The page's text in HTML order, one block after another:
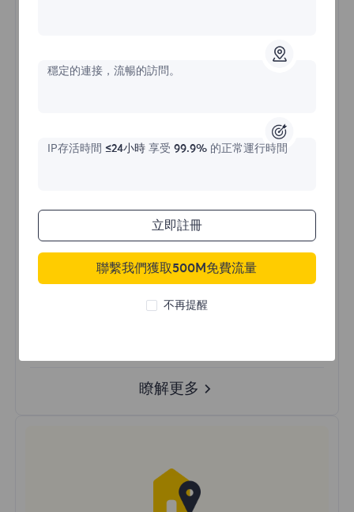
$?/天
立即購買
不限流量使用
全球超過50個地區
瞭解更多
穩定的連接，流暢的訪問。
IP存活時間 ≤24小時享受 99.9%的正常運行時間
立即註冊
聯繫我們獲取500M免費流量
不再提醒